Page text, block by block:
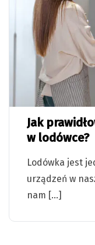
Jak
w lodówce?
Lodówka jest
urządzeń w
nam […]